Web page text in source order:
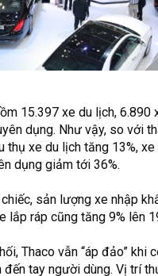
15.397 xe du lịch, 6.890
dụng. Như vậy, so với
thụ xe du lịch tăng 13%,
dụng giảm tới 36%.
sản lượng xe nhập
lắp ráp cũng tăng 9% lên
Thaco vẫn “áp đảo” khi
đến tay người dùng. Vị trí